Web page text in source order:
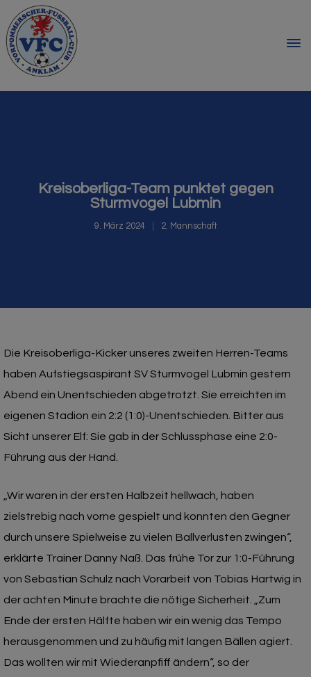
Kreisoberliga-Team punktet gegen
Sturmvogel Lubmin
9. März 2024 2. Mannschaft
Die Kreisoberliga-Kicker unseres zweiten Herren-Teams
haben Aufstiegsaspirant SV Sturmvogel Lubmin gestern
Abend ein Unentschieden abgetrotzt. Sie erreichten im
eigenen Stadion ein 2:2 (1:0)-Unentschieden. Bitter aus
Sicht unserer Elf: Sie gab in der Schlussphase eine 2:0-
Führung aus der Hand.
„Wir waren in der ersten Halbzeit hellwach, haben
zielstrebig nach vorne gespielt und konnten den Gegner
durch unsere Spielweise zu vielen Ballverlusten zwingen“,
erklärte Trainer Danny Naß. Das frühe Tor zur 1:0-Führung
von Sebastian Schulz nach Vorarbeit von Tobias Hartwig in
der achten Minute brachte die nötige Sicherheit. „Zum
Ende der ersten Hälfte haben wir ein wenig das Tempo
herausgenommen und zu häufig mit langen Bällen agiert.
Das wollten wir mit Wiederanpfiff ändern“, so der